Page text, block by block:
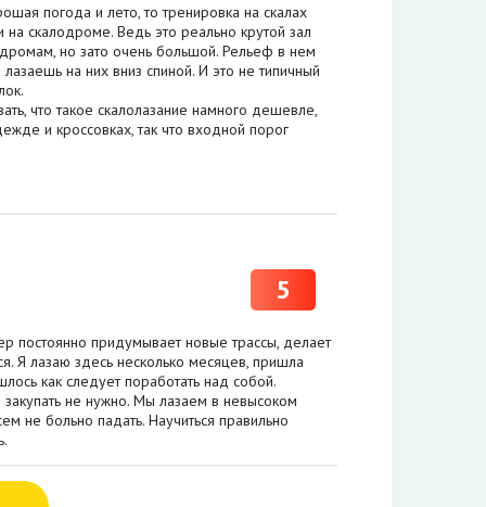
погода и лето, то тренировка на скалах
скалодроме. Ведь это реально крутой зал
но зато очень большой. Рельеф в нем
на них вниз спиной. И это не типичный
что такое скалолазание намного дешевле,
и кроссовках, так что входной порог
5
постоянно придумывает новые трассы, делает
Я лазаю здесь несколько месяцев, пришла
как следует поработать над собой.
не нужно. Мы лазаем в невысоком
не больно падать. Научиться правильно